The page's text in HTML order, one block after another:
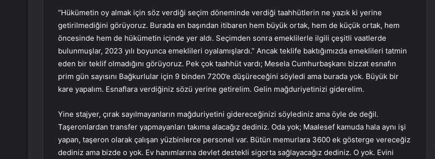
“Hükümetin oy almak için söz verdiği seçim döneminde verdiği taahhütlerin ne yazık ki yerine
getirilmediğini görüyoruz. Burada en başından itibaren hem büyük ortak, hem de küçük ortak, hem
öncesinde hem de hükümetin içinde yer aldı. Seçimden sonra emeklilerle ilgili çeşitli vaatlerde
bulunmuşlar, 2023 yılı boyunca emeklileri oyalamışlardı.” Ancak teklife baktığımızda emeklileri tatmin
eden bir teklif olmadığını görüyoruz. Pek çok taahhüt vardı; Mesela Cumhurbaşkanı bizzat esnafın
prim gün sayısını Bağkurlular için 9 binden 7200’e düşüreceğini söyledi ama burada yok. Büyük bir
kare yapalım. Esnaflara verdiğiniz sözü yerine getirelim. Gelin mağduriyetinizi giderelim.
Yine stajyer, çırak sayılmayanların mağduriyetini gidereceğinizi söylediniz ama öyle de değil.
Taşeronlardan transfer yapmayanları takıma alacağız dediniz. Oda yok; Maalesef kamuda hala aynı işi
yapan, taşeron olarak çalışan yüzbinlerce personel var. Bütün memurlara 3600 ek gösterge vereceğiz
dediniz ama bizde o yok. Ev hanımlarına devlet destekli sigorta sağlayacağız dediniz. O yok. Evini